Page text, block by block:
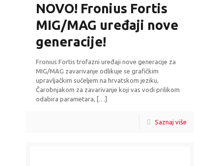
NOVO! Fronius Fortis
MIG/MAG uređaji nove
generacije!
Fronius Fortis trofazni uređaji nove generacije za
MIG/MAG zavarivanje odlikuje se grafičkim
upravljačkim sučeljem na hrvatskom jeziku,
Čarobnjakom za zavarivanje koji vas vodi prilikom
odabira parametara,
[…]
Saznaj više